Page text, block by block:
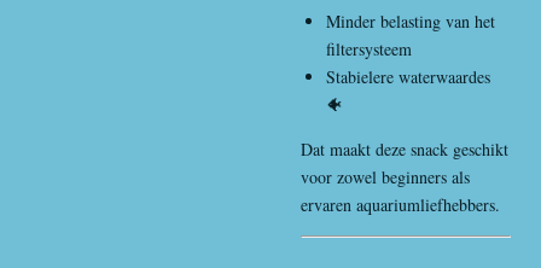
Minder belasting van het
filtersysteem
Stabielere waterwaardes
🐠
Dat maakt deze snack geschikt
voor zowel beginners als
ervaren aquariumliefhebbers.